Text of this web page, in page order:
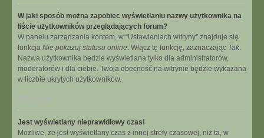
W jaki sposób można zapobiec wyświetlaniu nazwy użytkownika na
liście użytkowników przeglądających forum?
W panelu zarządzania kontem, w “Ustawieniach witryny” znajduje się
funkcja Nie pokazuj statusu online. Włącz tę funkcję, zaznaczając Tak.
Nazwa użytkownika będzie wyświetlana tylko dla administratorów,
moderatorów i dla ciebie. Twoja obecność na witrynie będzie wykazana
w liczbie ukrytych użytkowników.
Jest wyświetlany nieprawidłowy czas!
Możliwe, że jest wyświetlany czas z innej strefy czasowej, niż ta, w